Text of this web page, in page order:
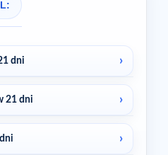
dni
21 dni